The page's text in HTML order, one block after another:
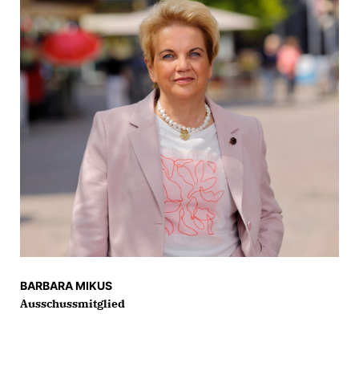
BARBARA MIKUS
Ausschussmitglied